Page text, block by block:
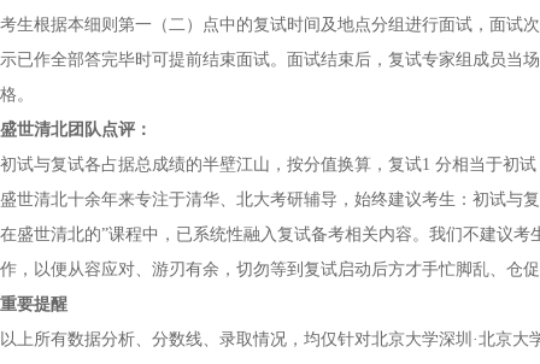
考生根据本细则第一（二）点中的复试时间及地点分组进行面试，面试
示已作全部答完毕时可提前结束面试。面试结束后，复试专家组成员当
格。
盛世清北团队点评：
初试与复试各占据总成绩的半壁江山，按分值换算，复试1 分相当于初
盛世清北十余年来专注于清华、北大考研辅导，始终建议考生：初试与
在盛世清北的”课程中，已系统性融入复试备考相关内容。我们不建议
作，以便从容应对、游刃有余，切勿等到复试启动后方才手忙脚乱、仓
重要提醒
以上所有数据分析、分数线、录取情况，均仅针对北京大学深圳·北京